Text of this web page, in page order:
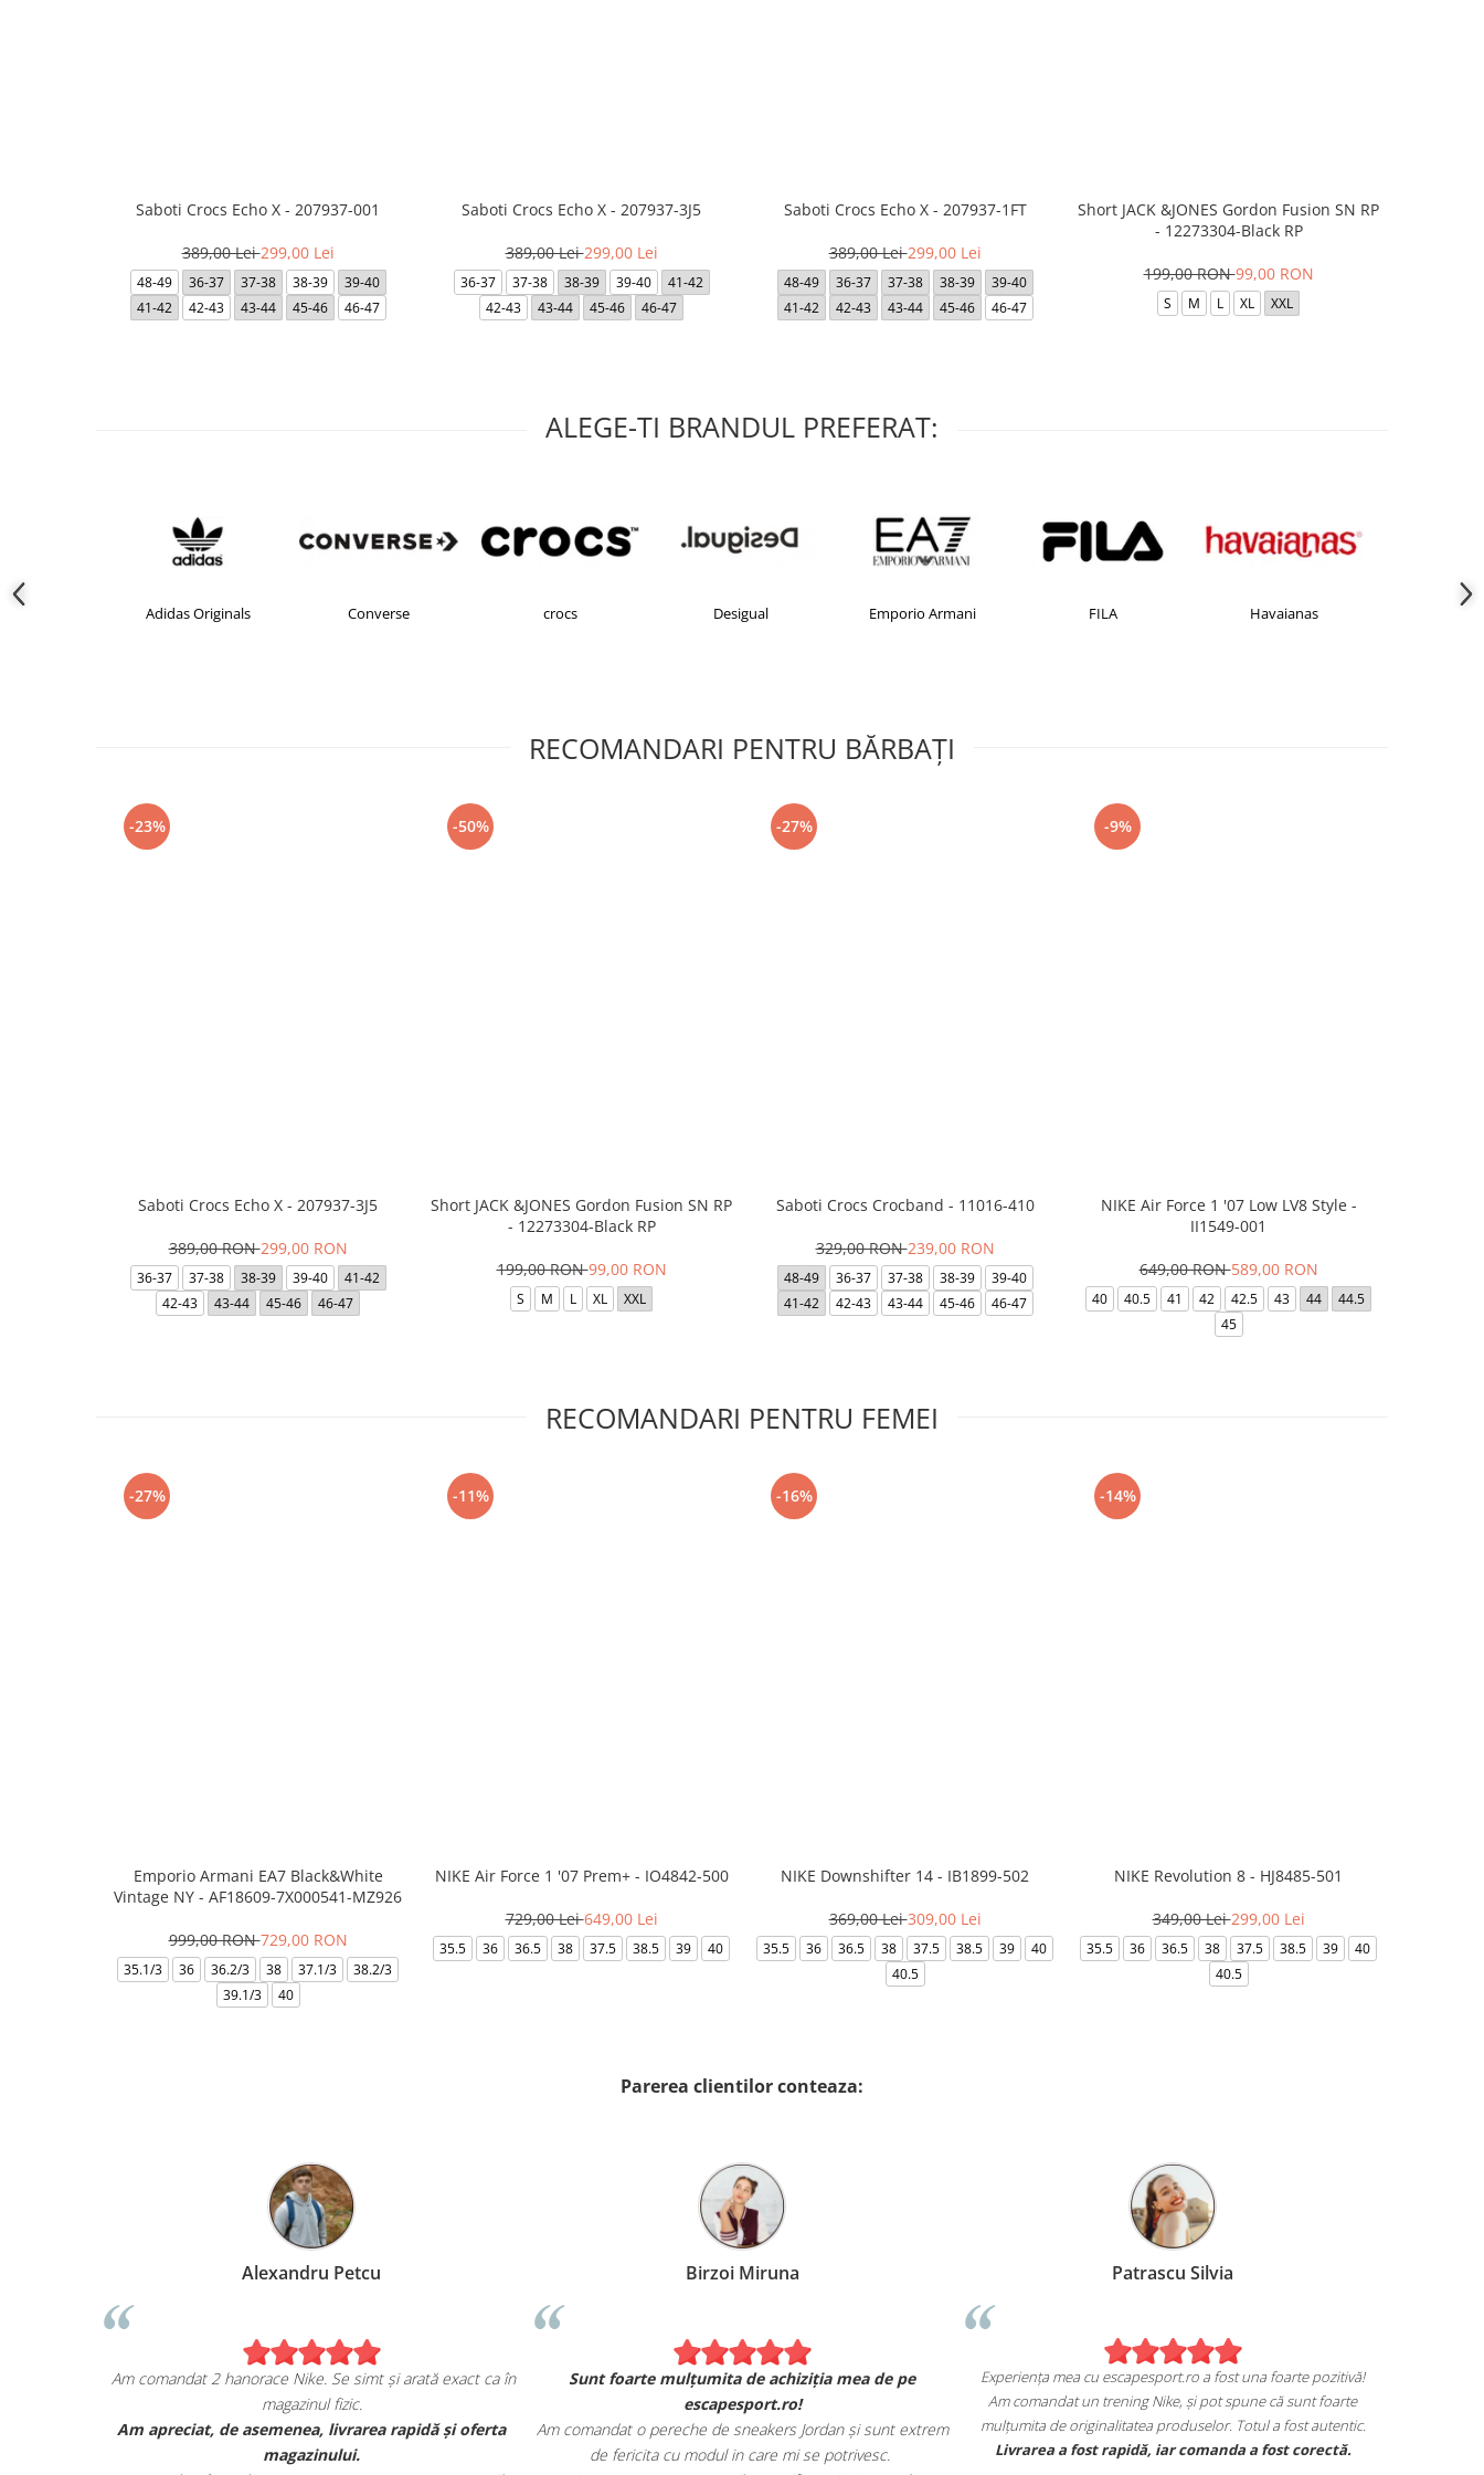
Saboti Crocs Echo X - 207937-001
389,00 Lei299,00 Lei
48-49 36-37 37-38 38-39
39-40
41-42
42-43 43-44 45-46 46-47
Saboti Crocs Echo X - 207937-3J5
389,00 Lei299,00 Lei
36-37 37-38 38-39 39-40
41-42
42-43
43-44 45-46 46-47
Saboti Crocs Echo X - 207937-1FT
389,00 Lei299,00 Lei
48-49 36-37 37-38 38-39
39-40
41-42
42-43 43-44 45-46 46-47
Short JACK &JONES Gordon Fusion SN RP
- 12273304-Black RP
199,00 RON99,00 RON
S M L XL XXL
ALEGE-TI BRANDUL PREFERAT:
Adidas Originals Converse Desigual Emporio Armani Havaianas
RECOMANDARI PENTRU BĂRBAŢI
-23%
Saboti Crocs Echo X - 207937-3J5
389,00 RON299,00 RON
36-37 37-38 38-39 39-40
41-42
42-43
43-44 45-46 46-47
-50%
Short JACK &JONES Gordon Fusion SN RP
- 12273304-Black RP
199,00 RON99,00 RON
S M L XL XXL
-27%
Saboti Crocs Crocband - 11016-410
329,00 RON239,00 RON
48-49 36-37 37-38 38-39
39-40
41-42
42-43 43-44 45-46 46-47
-9%
NIKE Air Force 1 '07 Low LV8 Style -
II1549-001
649,00 RON589,00 RON
40 40.5 41 42 42.5 43 44
44.5
45
RECOMANDARI PENTRU FEMEI
-27%
Emporio Armani EA7 Black&White
Vintage NY - AF18609-7X000541-MZ926
999,00 RON729,00 RON
35.1/3 36 36.2/3 38 37.1/3
38.2/3
39.1/3
40
-11%
NIKE Air Force 1 '07 Prem+ - IO4842-500
729,00 Lei649,00 Lei
35.5 36 36.5 38 37.5 38.5 39 40
-16%
NIKE Downshifter 14 - IB1899-502
369,00 Lei309,00 Lei
35.5 36 36.5 38 37.5 38.5 39
40
40.5
-14%
NIKE Revolution 8 - HJ8485-501
349,00 Lei299,00 Lei
35.5 36 36.5 38 37.5 38.5 39
40
40.5
Parerea clientilor conteaza:
mea de pe
și sunt cu
Alexandru Petcu
Am comandat 2 hanorace Nike. Se simt și arată exact ca în
magazinul fizic.
Am apreciat, de asemenea, livrarea rapidă și oferta
magazinului.
Birzoi Miruna
Sunt foarte mulțumita de achiziția mea de pe
escapesport.ro!
Am comandat o pereche de sneakers Jordan și sunt extrem
de fericita cu modul in care mi se potrivesc.
Patrascu Silvia
Experiența mea cu escapesport.ro a fost una foarte pozitivă!
Am comandat un trening Nike, și pot spune că sunt foarte
mulțumita de originalitatea produselor. Totul a fost autentic.
Livrarea a fost rapidă, iar comanda a fost corectă.